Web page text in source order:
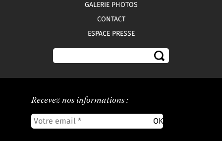
GALERIE PHOTOS
CONTACT
ESPACE PRESSE
Recevez nos informations :